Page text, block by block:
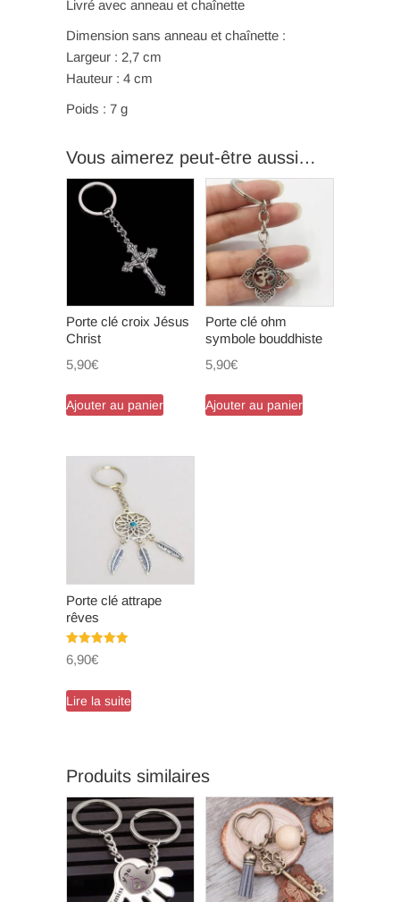
Livré avec anneau et chaînette
Dimension sans anneau et chaînette :
Largeur : 2,7 cm
Hauteur : 4 cm
Poids : 7 g
Vous aimerez peut-être aussi…
Porte clé croix Jésus
Christ
5,90€
Ajouter au panier
Porte clé ohm
symbole bouddhiste
5,90€
Ajouter au panier
Porte clé attrape
rêves
Note
5.00
6,90€
Lire la suite
Produits similaires